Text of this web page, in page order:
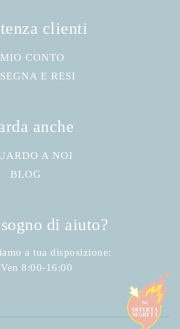
clienti
CONTO
E RESI
anche
A NOI
BLOG
di aiuto?
a tua disposizione:
8:00-16:00